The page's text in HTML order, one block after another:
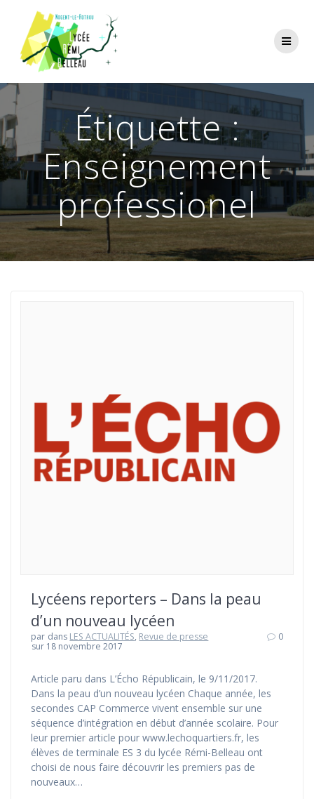
Étiquette :
Enseignement
professionel
Lycéens reporters – Dans la peau
d’un nouveau lycéen
par dans LES ACTUALITÉS, Revue de presse
sur 18 novembre 2017
0
Article paru dans L’Écho Républicain, le 9/11/2017.
Dans la peau d’un nouveau lycéen Chaque année, les
secondes CAP Commerce vivent ensemble sur une
séquence d’intégration en début d’année scolaire. Pour
leur premier article pour www.lechoquartiers.fr, les
élèves de terminale ES 3 du lycée Rémi-Belleau ont
choisi de nous faire découvrir les premiers pas de
nouveaux…